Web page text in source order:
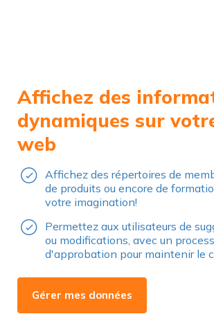
Affichez des
dynamiques sur
web
Affichez des répertoires de
de produits ou encore de
votre imagination!
Permettez aux utilisateurs de
ou modifications, avec un
d'approbation pour maintenir le
Gérer mes données